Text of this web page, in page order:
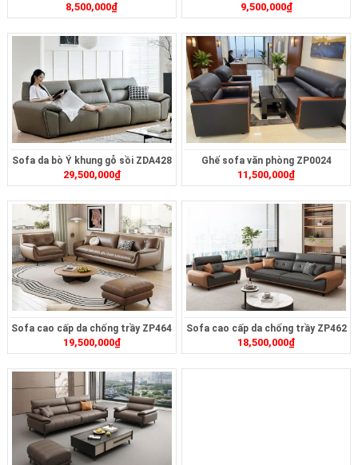
8,500,000₫ 9,500,000₫
Sofa da bò Ý khung gỗ sồi ZDA428
29,500,000₫
Ghế sofa văn phòng ZP0024
11,500,000₫
Sofa cao cấp da chống trầy ZP464
19,500,000₫
Sofa cao cấp da chống trầy ZP462
18,500,000₫